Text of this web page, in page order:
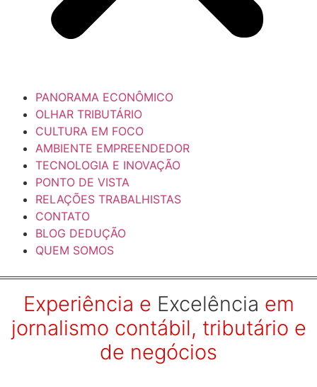
PANORAMA ECONÔMICO
OLHAR TRIBUTÁRIO
CULTURA EM FOCO
AMBIENTE EMPREENDEDOR
TECNOLOGIA E INOVAÇÃO
PONTO DE VISTA
RELAÇÕES TRABALHISTAS
CONTATO
BLOG DEDUÇÃO
QUEM SOMOS
Experiência e Excelência em
jornalismo contábil, tributário e
de negócios